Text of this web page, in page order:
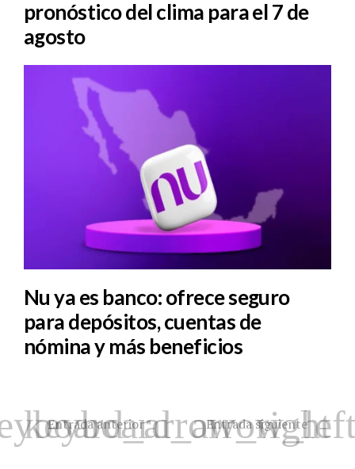
pronóstico del clima para el 7 de
agosto
Nu ya es banco: ofrece seguro
para depósitos, cuentas de
nómina y más beneficios
Entrada anterior Entrada siguiente